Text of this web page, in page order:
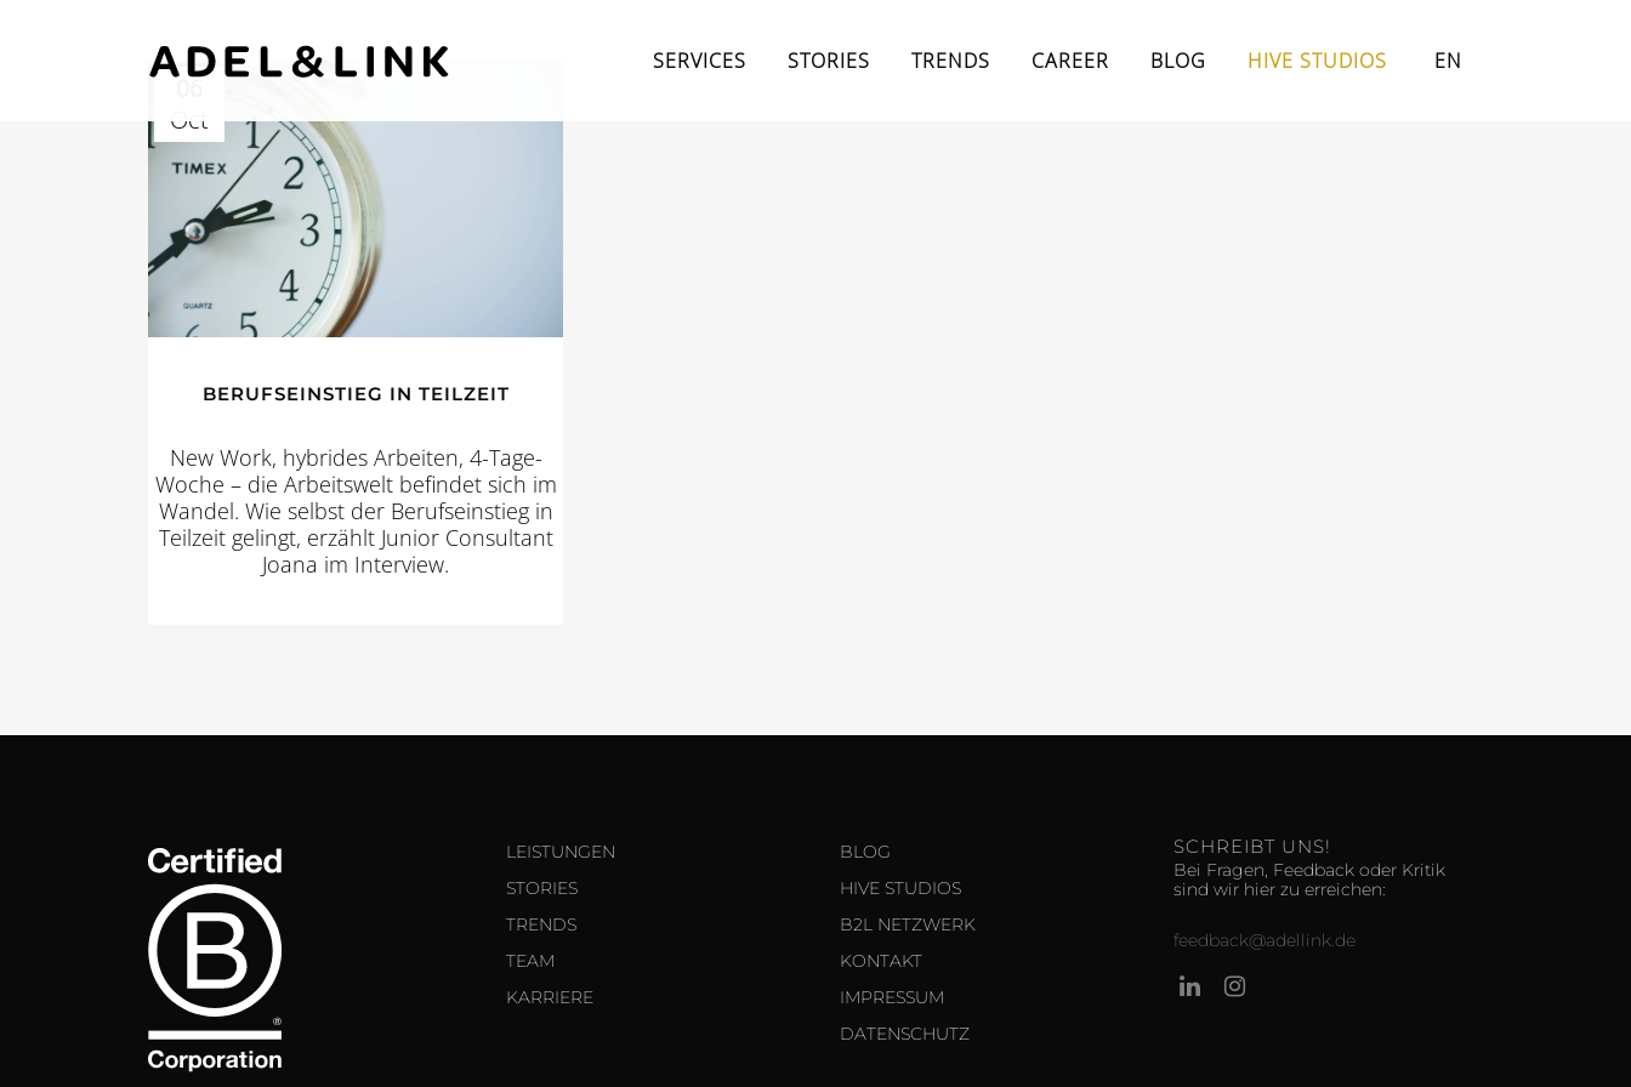
SERVICES STORIES TRENDS CAREER BLOG HIVE STUDIOS EN
06
Oct
BERUFSEINSTIEG IN TEILZEIT
New Work, hybrides Arbeiten, 4-Tage-
Woche – die Arbeitswelt befindet sich im
Wandel. Wie selbst der Berufseinstieg in
Teilzeit gelingt, erzählt Junior Consultant
Joana im Interview.
LEISTUNGEN
STORIES
TRENDS
TEAM
KARRIERE
BLOG
HIVE STUDIOS
B2L NETZWERK
KONTAKT
IMPRESSUM
DATENSCHUTZ
SCHREIBT UNS!
Bei Fragen, Feedback oder Kritik
sind wir hier zu erreichen:
feedback@adellink.de